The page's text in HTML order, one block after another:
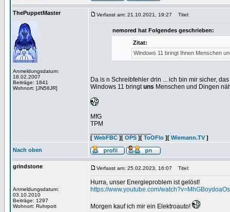
ThePuppetMaster
Anmeldungsdatum:
18.02.2007
Beiträge: 1841
Wohnort: [JN58JR]
Verfasst am: 21.10.2021, 19:27 Titel:
nemored hat Folgendes geschrieben:
Zitat:
Windows 11 bringt Ihnen Menschen
Da is n Schreibfehler drin ... ich bin mir sicher,
Windows 11 bringtuns Menschen und Dingen
MfG
TPM
[ WebFBC ][ OPS ][ ToOFlo ][ Wiemann.TV ]
Nach oben
grindstone
Anmeldungsdatum:
03.10.2010
Beiträge: 1297
Wohnort: Ruhrpott
Verfasst am: 25.02.2023, 16:07 Titel:
Hurra, unser Energieproblem ist gelöst!
https://www.youtube.com/watch?v=MhGBoydoaOs
Morgen kauf ich mir ein Elektroauto!